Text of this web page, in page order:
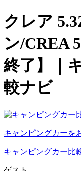
クレア
ン/CREA
終了】｜
較ナビ
キャンピングカーを
キャンピングカー比